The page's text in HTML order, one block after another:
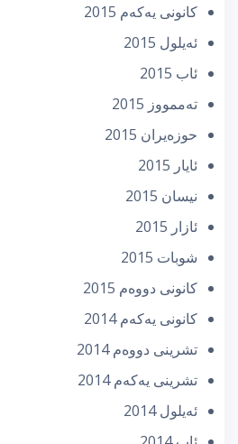
كانونی یه‌كه‌م 2015
ئه‌یلول 2015
ئاب 2015
تەممووز 2015
حوزه‌یران 2015
ئایار 2015
نیسان 2015
ئازار 2015
شوبات 2015
كانونی دووه‌م 2015
كانونی یه‌كه‌م 2014
تشرینی دووه‌م 2014
تشرینی یه‌كه‌م 2014
ئه‌یلول 2014